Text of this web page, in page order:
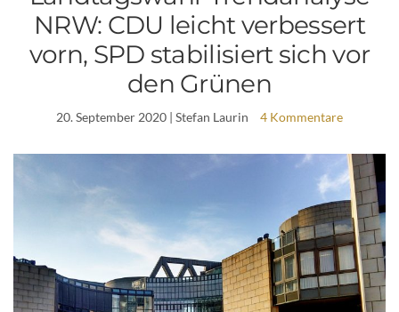
NRW: CDU leicht verbessert
vorn, SPD stabilisiert sich vor
den Grünen
20. September 2020 | Stefan Laurin 4 Kommentare